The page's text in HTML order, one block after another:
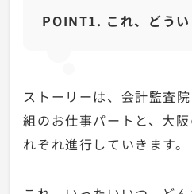
POINT1. これ、どうい
ストーリーは、会計監査
組のお仕事パートと、大
れぞれ進行していきます。